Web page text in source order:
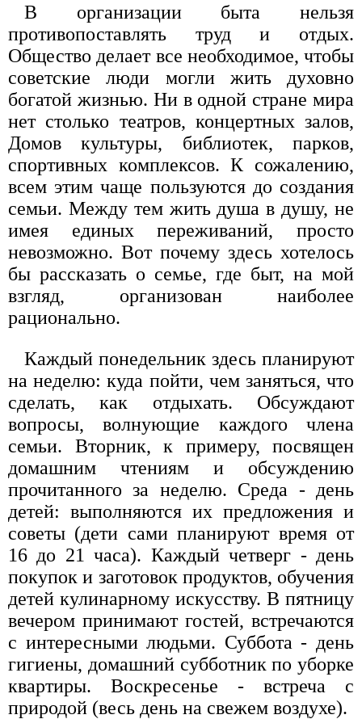
В организации быта нельзя
противопоставлять труд и отдых.
Общество делает все необходимое, чтобы
советские люди могли жить духовно
богатой жизнью. Ни в одной стране мира
нет столько театров, концертных залов,
Домов культуры, библиотек, парков,
спортивных комплексов. К сожалению,
всем этим чаще пользуются до создания
семьи. Между тем жить душа в душу, не
имея единых переживаний, просто
невозможно. Вот почему здесь хотелось
бы рассказать о семье, где быт, на мой
взгляд, организован наиболее
рационально.
Каждый понедельник здесь планируют
на неделю: куда пойти, чем заняться, что
сделать, как отдыхать. Обсуждают
вопросы, волнующие каждого члена
семьи. Вторник, к примеру, посвящен
домашним чтениям и обсуждению
прочитанного за неделю. Среда - день
детей: выполняются их предложения и
советы (дети сами планируют время от
16 до 21 часа). Каждый четверг - день
покупок и заготовок продуктов, обучения
детей кулинарному искусству. В пятницу
вечером принимают гостей, встречаются
с интересными людьми. Суббота - день
гигиены, домашний субботник по уборке
квартиры. Воскресенье - встреча с
природой (весь день на свежем воздухе).